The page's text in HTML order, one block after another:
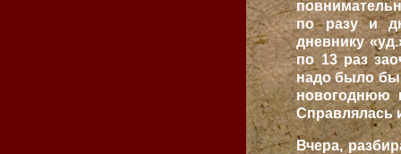
по разу и
дневнику
по 13 раз
надо было бы
новогоднюю
Справлялась
Вчера,